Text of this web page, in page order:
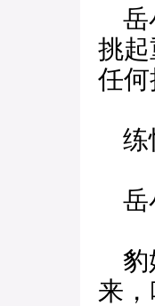
岳
挑
任何
练
岳
豹
来